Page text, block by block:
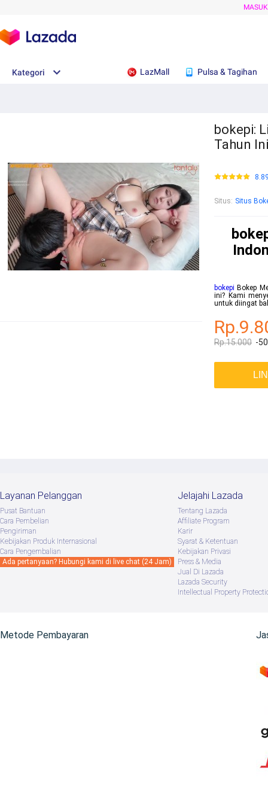
Kategori LazMall Pulsa & Tagihan
bokepi:
Tahun
Situs: Situs
bokepi Bokep
ini? Kami
untuk diingat
Rp.15.000 -
Layanan Pelanggan
Pusat Bantuan
Cara Pembelian
Pengiriman
Kebijakan Produk Internasional
Cara Pengembalian
Ada pertanyaan? Hubungi kami di live chat (24 Jam)
Jelajahi Lazada
Tentang Lazada
Afﬁliate Program
Karir
Syarat & Ketentuan
Kebijakan Privasi
Press & Media
Jual Di Lazada
Lazada Security
Intellectual Property
Metode Pembayaran